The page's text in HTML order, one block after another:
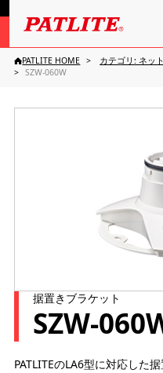
PATLITE HOME カテゴリ: ネッ
SZW-060W
据置きブラケット
SZW-
PATLITEのLA6型に対応した